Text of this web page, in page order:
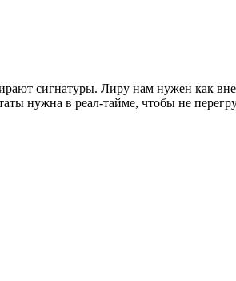
сигнатуры. Лиру нам нужен как
нужна в реал-тайме, чтобы не